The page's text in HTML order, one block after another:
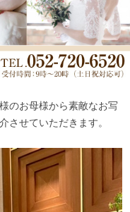
のお母様から素敵なお写
させていただきます。